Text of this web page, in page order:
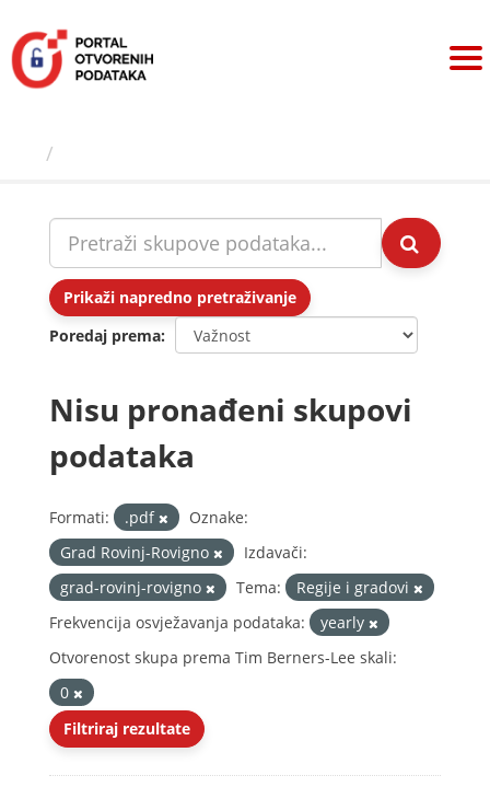
sadržaj
Prikaži napredno pretraživanje
Poredaj prema
Nisu pronađeni skupovi
podataka
Formati: .pdf
Oznake:
Grad Rovinj-Rovigno
Izdavači:
grad-rovinj-rovigno
Tema:
Regije i gradovi
Frekvencija osvježavanja podataka:
yearly
Otvorenost skupa prema Tim Berners-Lee skali:
0
Filtriraj rezultate